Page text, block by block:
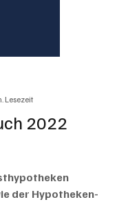
2022
Lesezeit
der Hypotheken-